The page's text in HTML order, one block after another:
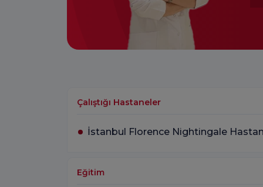
Çalıştığı Hastaneler
İstanbul Florence Nightingale
Eğitim